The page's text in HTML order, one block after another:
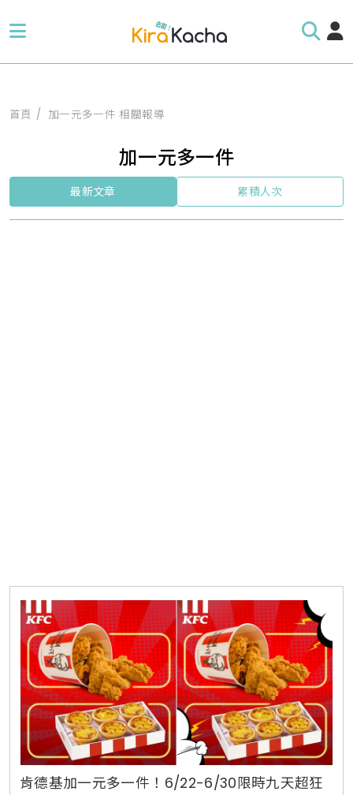
首頁 加一元多一件 相關報導
加一元多一件
最新文章 累積人次
肯德基加一元多一件！6/22-6/30限時九天超狂